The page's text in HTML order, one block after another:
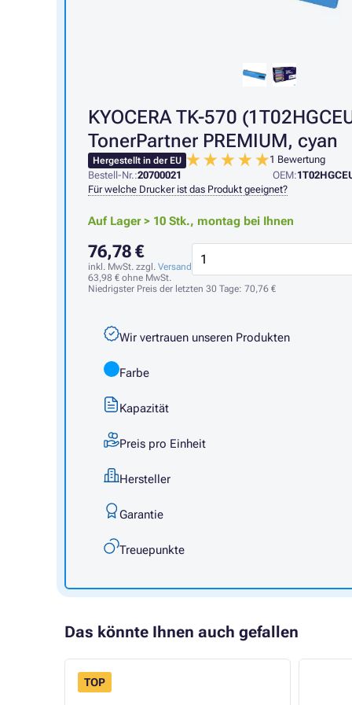
KYOCERA TK-570
TonerPartner PREMIUM, cyan
Hergestellt in der EU
1 Bewertung
Bestell-Nr.:20700021 OEM:
Für welche Drucker ist das Produkt geeignet?
Auf Lager > 10 Stk., montag bei Ihnen
76,78 €
inkl. MwSt. zzgl. Versand
63,98 € ohne MwSt.
Niedrigster Preis der letzten 30 Tage: 70,76 €
Wir vertrauen unseren Produkten
Farbe
Kapazität
Preis pro Einheit
Hersteller
Garantie
Treuepunkte
Das könnte Ihnen auch gefallen
TOP